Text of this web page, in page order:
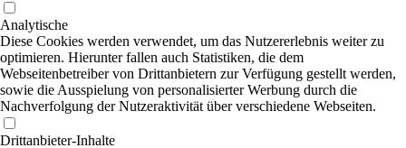
Analytische
Diese Cookies werden verwendet, um das Nutzererlebnis weiter zu
optimieren. Hierunter fallen auch Statistiken, die dem
Webseitenbetreiber von Drittanbietern zur Verfügung gestellt werden,
sowie die Ausspielung von personalisierter Werbung durch die
Nachverfolgung der Nutzeraktivität über verschiedene Webseiten.
Drittanbieter-Inhalte